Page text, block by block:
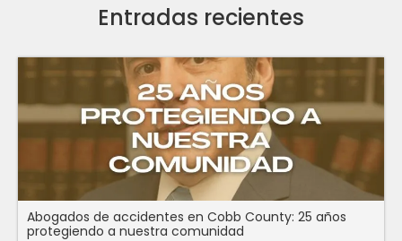
Entradas recientes
Abogados de accidentes en Cobb County: 25 años
protegiendo a nuestra comunidad